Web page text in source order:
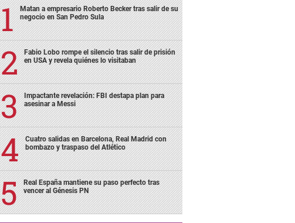
Matan a empresario Roberto Becker tras salir de su
negocio en San Pedro Sula
Fabio Lobo rompe el silencio tras salir de prisión
en USA y revela quiénes lo visitaban
Impactante revelación: FBI destapa plan para
asesinar a Messi
Cuatro salidas en Barcelona, Real Madrid con
bombazo y traspaso del Atlético
Real España mantiene su paso perfecto tras
vencer al Génesis PN